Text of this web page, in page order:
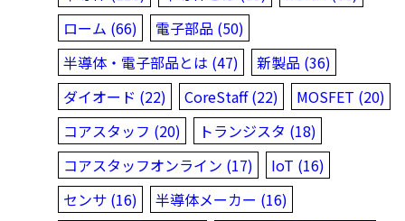
ローム (66)
電子部品 (50)
半導体・電子部品とは (47)
新製品 (36)
ダイオード (22)
CoreStaff (22)
MOSFET (20)
コアスタッフ (20)
トランジスタ (18)
コアスタッフオンライン (17)
IoT (16)
センサ (16)
半導体メーカー (16)